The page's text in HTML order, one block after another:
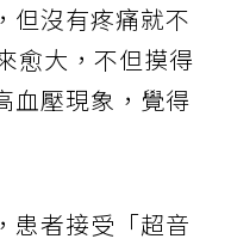
但沒有疼痛就不
愈大，不但摸得
血壓現象，覺得
患者接受「超音